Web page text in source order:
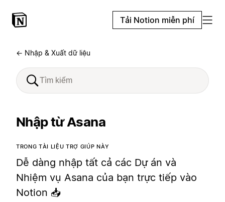
Tải Notion miễn phí
← Nhập & Xuất dữ liệu
Nhập từ Asana
TRONG TÀI LIỆU TRỢ GIÚP NÀY
Dễ dàng nhập tất cả các Dự án và
Nhiệm vụ Asana của bạn trực tiếp vào
Notion 📥